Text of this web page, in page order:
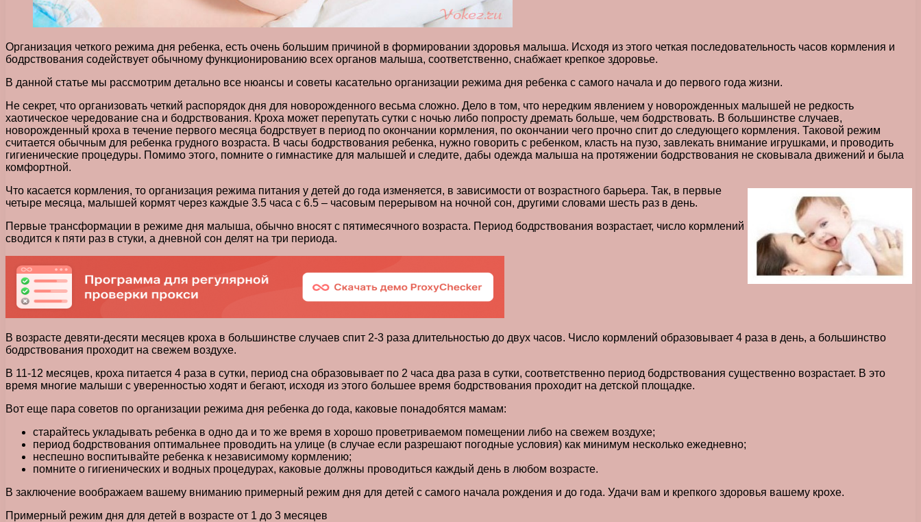
Организация четкого режима дня ребенка, есть очень большим причиной в формировании здоровья малыша. Исходя из этого четкая последовательность часов кормления и
бодрствования содействует обычному функционированию всех органов малыша, соответственно, снабжает крепкое здоровье.
В данной статье мы рассмотрим детально все нюансы и советы касательно организации режима дня ребенка с самого начала и до первого года жизни.
Не секрет, что организовать четкий распорядок дня для новорожденного весьма сложно. Дело в том, что нередким явлением у новорожденных малышей не редкость
хаотическое чередование сна и бодрствования. Кроха может перепутать сутки с ночью либо попросту дремать больше, чем бодрствовать. В большинстве случаев,
новорожденный кроха в течение первого месяца бодрствует в период по окончании кормления, по окончании чего прочно спит до следующего кормления. Таковой режим
считается обычным для ребенка грудного возраста. В часы бодрствования ребенка, нужно говорить с ребенком, класть на пузо, завлекать внимание игрушками, и проводить
гигиенические процедуры. Помимо этого, помните о гимнастике для малышей и следите, дабы одежда малыша на протяжении бодрствования не сковывала движений и была
комфортной.
Что касается кормления, то организация режима питания у детей до года изменяется, в зависимости от возрастного барьера. Так, в первые
четыре месяца, малышей кормят через каждые 3.5 часа с 6.5 – часовым перерывом на ночной сон, другими словами шесть раз в день.
Первые трансформации в режиме дня малыша, обычно вносят с пятимесячного возраста. Период бодрствования возрастает, число кормлений
сводится к пяти раз в стуки, а дневной сон делят на три периода.
В возрасте девяти-десяти месяцев кроха в большинстве случаев спит 2-3 раза длительностью до двух часов. Число кормлений образовывает 4 раза в день, а большинство
бодрствования проходит на свежем воздухе.
В 11-12 месяцев, кроха питается 4 раза в сутки, период сна образовывает по 2 часа два раза в сутки, соответственно период бодрствования существенно возрастает. В это
время многие малыши с уверенностью ходят и бегают, исходя из этого большее время бодрствования проходит на детской площадке.
Вот еще пара советов по организации режима дня ребенка до года, каковые понадобятся мамам:
старайтесь укладывать ребенка в одно да и то же время в хорошо проветриваемом помещении либо на свежем воздухе;
период бодрствования оптимальнее проводить на улице (в случае если разрешают погодные условия) как минимум несколько ежедневно;
неспешно воспитывайте ребенка к независимому кормлению;
помните о гигиенических и водных процедурах, каковые должны проводиться каждый день в любом возрасте.
В заключение воображаем вашему вниманию примерный режим дня для детей с самого начала рождения и до года. Удачи вам и крепкого здоровья вашему крохе.
Примерный режим дня для детей в возрасте от 1 до 3 месяцев